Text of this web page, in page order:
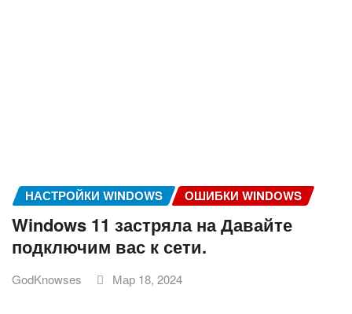
НАСТРОЙКИ WINDOWS ОШИБКИ WINDOWS
Windows 11 застряла на Давайте
подключим вас к сети.
GodKnowses Мар 18, 2024